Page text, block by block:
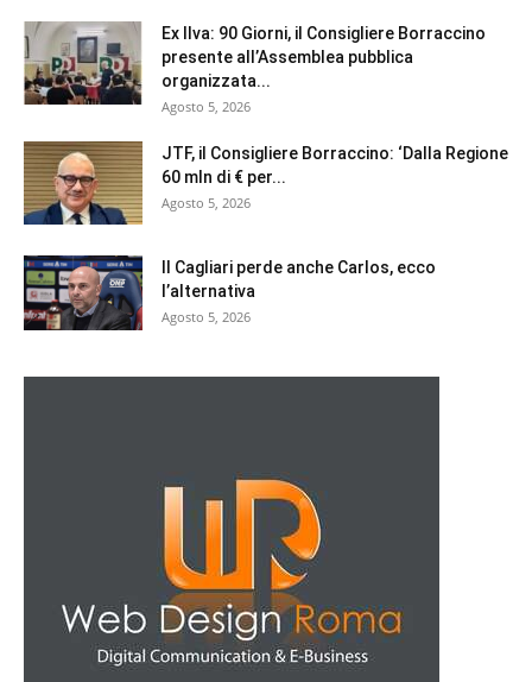
Ex Ilva: 90 Giorni, il Consigliere Borraccino
presente all’Assemblea pubblica
organizzata...
Agosto 5, 2026
JTF, il Consigliere Borraccino: ‘Dalla Regione
60 mln di € per...
Agosto 5, 2026
Il Cagliari perde anche Carlos, ecco
l’alternativa
Agosto 5, 2026